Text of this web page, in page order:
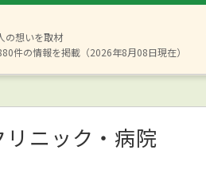
の想いを取材
件の情報を掲載（2026年8月08日現在）
リニック・病院